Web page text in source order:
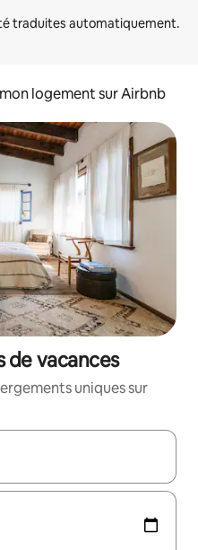
logement sur Airbnb
de vacances
uniques sur
utilisez les flèches vers le